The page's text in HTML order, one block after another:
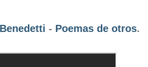
- Poemas de otros.